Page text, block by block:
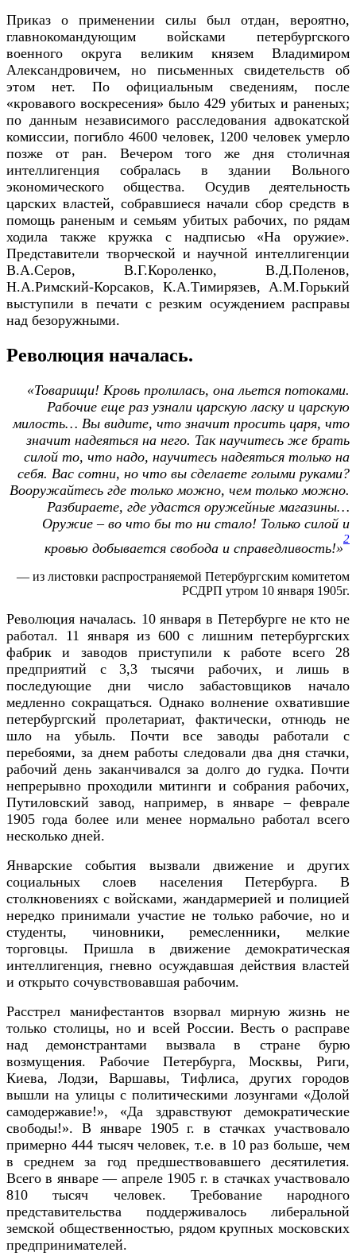
Приказ о применении силы был отдан, вероятно,
главнокомандующим войсками петербургского
военного округа великим князем Владимиром
Александровичем, но письменных свидетельств об
этом нет. По официальным сведениям, после
«кровавого воскресения» было 429 убитых и раненых;
по данным независимого расследования адвокатской
комиссии, погибло 4600 человек, 1200 человек умерло
позже от ран. Вечером того же дня столичная
интеллигенция собралась в здании Вольного
экономического общества. Осудив деятельность
царских властей, собравшиеся начали сбор средств в
помощь раненым и семьям убитых рабочих, по рядам
ходила также кружка с надписью «На оружие».
Представители творческой и научной интеллигенции
В.А.Серов, В.Г.Короленко, В.Д.Поленов,
Н.А.Римский-Корсаков, К.А.Тимирязев, А.М.Горький
выступили в печати с резким осуждением расправы
над безоружными.
Революция началась.
«Товарищи! Кровь пролилась, она льется потоками.
Рабочие еще раз узнали царскую ласку и царскую
милость… Вы видите, что значит просить царя, что
значит надеяться на него. Так научитесь же брать
силой то, что надо, научитесь надеяться только на
себя. Вас сотни, но что вы сделаете голыми руками?
Вооружайтесь где только можно, чем только можно.
Разбираете, где удастся оружейные магазины…
Оружие – во что бы то ни стало! Только силой и
кровью добывается свобода и справедливость!»
2
— из листовки распространяемой Петербургским комитетом
РСДРП утром 10 января 1905г.
Революция началась. 10 января в Петербурге не кто не
работал. 11 января из 600 с лишним петербургских
фабрик и заводов приступили к работе всего 28
предприятий с 3,3 тысячи рабочих, и лишь в
последующие дни число забастовщиков начало
медленно сокращаться. Однако волнение охватившие
петербургский пролетариат, фактически, отнюдь не
шло на убыль. Почти все заводы работали с
перебоями, за днем работы следовали два дня стачки,
рабочий день заканчивался за долго до гудка. Почти
непрерывно проходили митинги и собрания рабочих,
Путиловский завод, например, в январе – феврале
1905 года более или менее нормально работал всего
несколько дней.
Январские события вызвали движение и других
социальных слоев населения Петербурга. В
столкновениях с войсками, жандармерией и полицией
нередко принимали участие не только рабочие, но и
студенты, чиновники, ремесленники, мелкие
торговцы. Пришла в движение демократическая
интеллигенция, гневно осуждавшая действия властей
и открыто сочувствовавшая рабочим.
Расстрел манифестантов взорвал мирную жизнь не
только столицы, но и всей России. Весть о расправе
над демонстрантами вызвала в стране бурю
возмущения. Рабочие Петербурга, Москвы, Риги,
Киева, Лодзи, Варшавы, Тифлиса, других городов
вышли на улицы с политическими лозунгами «Долой
самодержавие!», «Да здравствуют демократические
свободы!». В январе 1905 г. в стачках участвовало
примерно 444 тысяч человек, т.е. в 10 раз больше, чем
в среднем за год предшествовавшего десятилетия.
Всего в январе — апреле 1905 г. в стачках участвовало
810 тысяч человек. Требование народного
представительства поддерживалось либеральной
земской общественностью, рядом крупных московских
предпринимателей.